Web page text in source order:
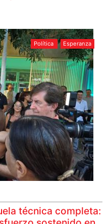
Política Esperanza
técnica completa: